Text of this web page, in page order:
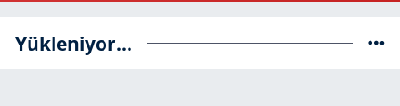
Yükleniyor...